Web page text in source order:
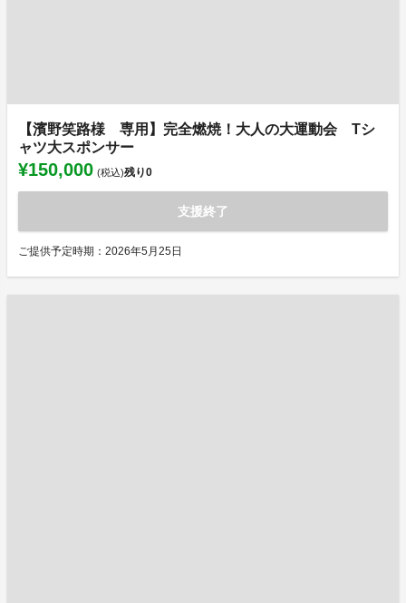
【濱野笑路様 専用】完全燃焼！大人の大運動会 Tシ
ャツ大スポンサー
¥150,000 (税込)残り0
支援終了
ご提供予定時期：2026年5月25日